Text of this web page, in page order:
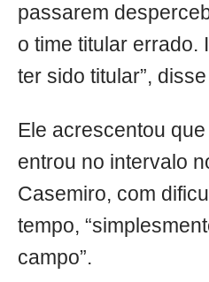
passarem
o time titular errado.
ter sido titular”,
Ele acrescentou
entrou no intervalo
Casemiro, com
tempo,
campo”.